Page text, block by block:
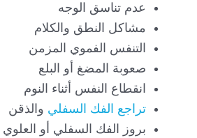
عدم تناسق الوجه
مشاكل النطق والكلام
التنفس الفموي المزمن
صعوبة المضغ أو البلع
انقطاع النفس أثناء النوم
تراجع الفك السفلي والذقن
بروز الفك السفلي أو العلوي